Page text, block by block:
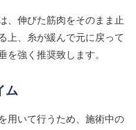
、伸びた筋肉をそのまま止
上、糸が緩んで元に戻って
を強く推奨致します。
ム
用いて行うため、施術中の